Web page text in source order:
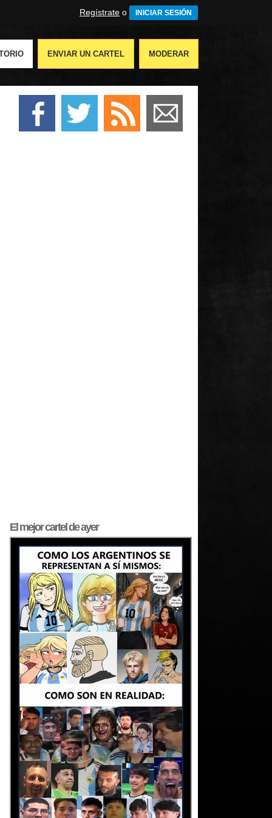
Regístrate o INICIAR SESIÓN
ENVIAR UN CARTEL MODERAR
El mejorcartel de ayer